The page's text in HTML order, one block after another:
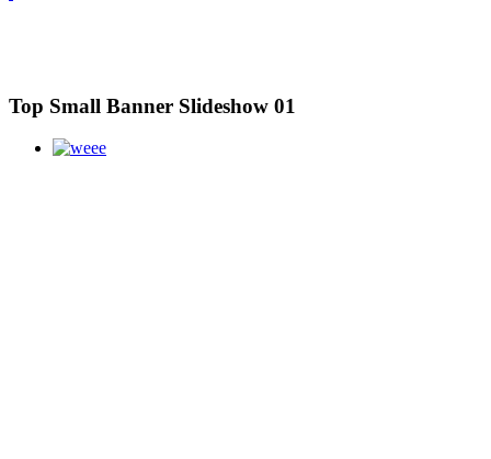
Top Small Banner Slideshow 01